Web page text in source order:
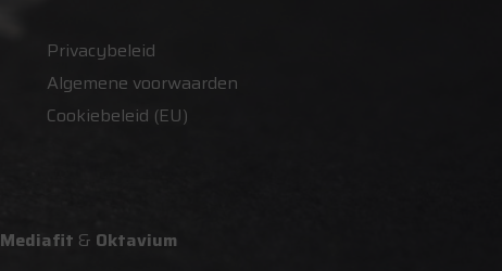
Privacybeleid
Algemene voorwaarden
Cookiebeleid (EU)
Mediafit & Oktavium